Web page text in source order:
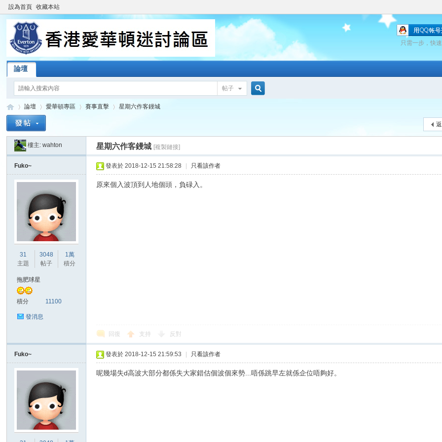
設為首頁 收藏本站
只需一步，快
論壇
帖子
愛
»
論壇
›
愛華頓專區 賽事直擊
›
星期六作客鏝城
樓主:wahton 星期六作客鏝城 [複製鏈接]
Fuko~
31
主題
3048
帖子
1萬
積分
拖肥球星
積分 11100
發消息
發表於 2018-12-15 21:58:28 只看該作者
原來個入波頂到人地個頭，負碌入。
回復 支持 反對
Fuko~ 發表於 2018-12-15 21:59:53 只看該作者
呢幾場失d高波大部分都係失大家錯估個波個來勢...唔係跳早左就係企位唔夠好。